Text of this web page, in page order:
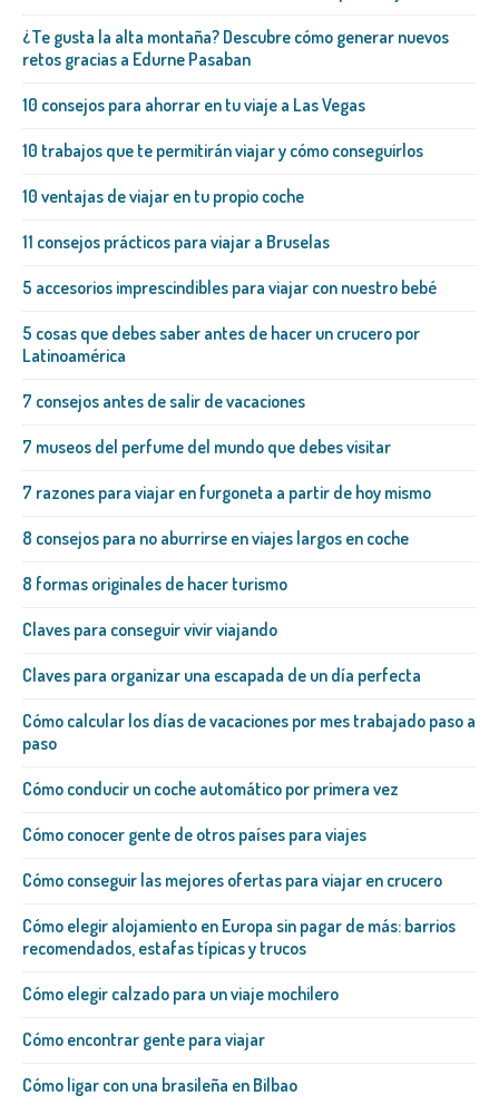
¿Te gusta la alta montaña? Descubre cómo generar nuevos
retos gracias a Edurne Pasaban
10 consejos para ahorrar en tu viaje a Las Vegas
10 trabajos que te permitirán viajar y cómo conseguirlos
10 ventajas de viajar en tu propio coche
11 consejos prácticos para viajar a Bruselas
5 accesorios imprescindibles para viajar con nuestro bebé
5 cosas que debes saber antes de hacer un crucero por
Latinoamérica
7 consejos antes de salir de vacaciones
7 museos del perfume del mundo que debes visitar
7 razones para viajar en furgoneta a partir de hoy mismo
8 consejos para no aburrirse en viajes largos en coche
8 formas originales de hacer turismo
Claves para conseguir vivir viajando
Claves para organizar una escapada de un día perfecta
Cómo calcular los días de vacaciones por mes trabajado paso a
paso
Cómo conducir un coche automático por primera vez
Cómo conocer gente de otros países para viajes
Cómo conseguir las mejores ofertas para viajar en crucero
Cómo elegir alojamiento en Europa sin pagar de más: barrios
recomendados, estafas típicas y trucos
Cómo elegir calzado para un viaje mochilero
Cómo encontrar gente para viajar
Cómo ligar con una brasileña​ en Bilbao